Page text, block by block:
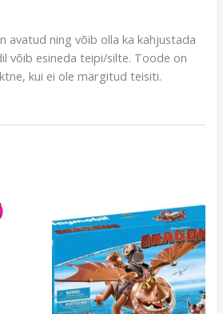
avatud ning võib olla ka kahjustada
võib esineda teipi/silte. Toode on
kui ei ole märgitud teisiti.